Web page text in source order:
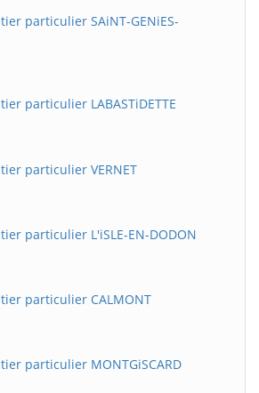
particulier SAiNT-GENiES-
particulier LABASTiDETTE
particulier VERNET
particulier L'iSLE-EN-DODON
particulier CALMONT
particulier MONTGiSCARD